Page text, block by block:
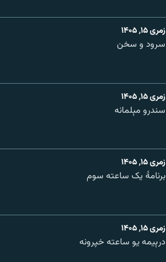
زمری ۱۵, ۱۴۰۵
سرود و سخن
زمری ۱۵, ۱۴۰۵
سندرو مېلمانه
زمری ۱۵, ۱۴۰۵
برنامۀ یک ساعته سوم
زمری ۱۵, ۱۴۰۵
درېیمه یو ساعته خپرونه